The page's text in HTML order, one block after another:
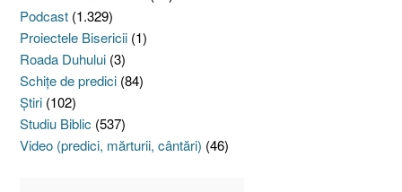
Podcast (1.329)
Proiectele Bisericii (1)
Roada Duhului (3)
Schiţe de predici (84)
Ştiri (102)
Studiu Biblic (537)
Video (predici, mărturii, cântări) (46)